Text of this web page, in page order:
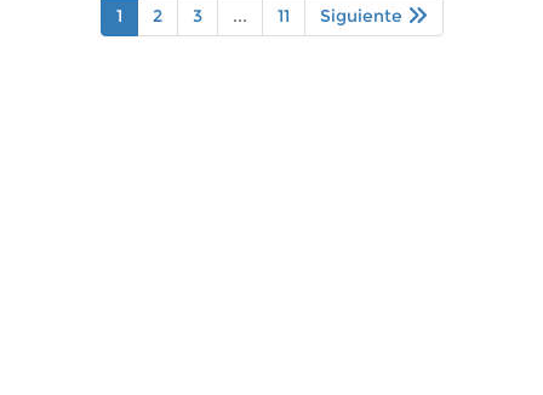
1 2 3 ... 11 Siguiente